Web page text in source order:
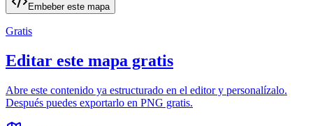
Embeber este mapa
Gratis
Editar este mapa gratis
Abre este contenido ya estructurado en el editor y personalízalo.
Después puedes exportarlo en PNG gratis.